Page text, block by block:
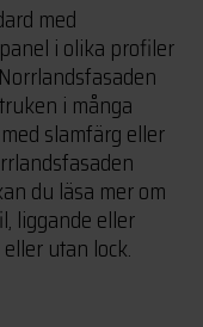
med
i olika profiler
i många
slamfärg eller
du läsa mer om
liggande eller
utan lock.